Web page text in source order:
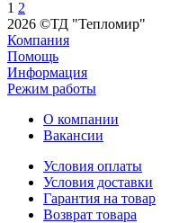
1 2
2026 ©ТД "Тепломир"
Компания
Помощь
Информация
Режим работы
О компании
Вакансии
Условия оплаты
Условия доставки
Гарантия на товар
Возврат товара